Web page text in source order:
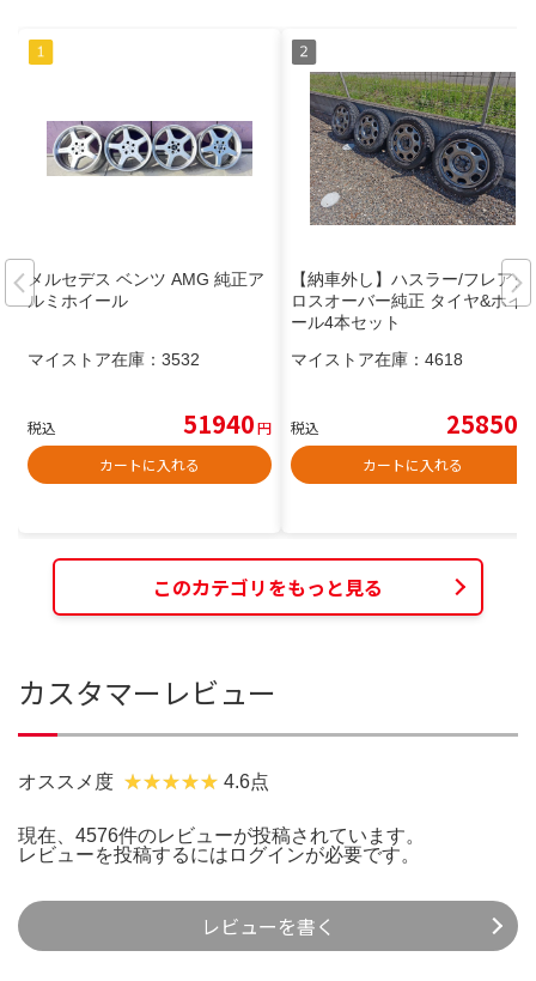
メルセデス ベンツ AMG 純正ア
ルミホイール
マイストア在庫： 3532
税込 51940円
カートに入れる
【納車外し】ハスラー/フレアク
ロスオーバー純正 タイヤ&ホイ
ール4本セット
マイストア在庫： 4618
税込 25850
カートに入れる
このカテゴリをもっと見る
カスタマーレビュー
オススメ度 4.6点
現在、4576件のレビューが投稿されています。
レビューを投稿するには ログインが必要です。
レビューを書く